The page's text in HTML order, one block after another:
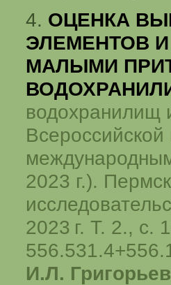
4. ОЦЕНКА
ЭЛЕМЕНТОВ
МАЛЫМИ
водохранилищ
2023 г.).
2023 г. Т. 2., с.
И.Л.